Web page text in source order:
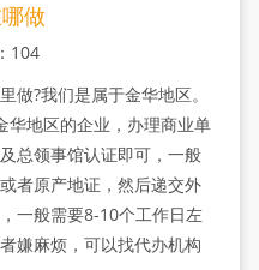
做
104
做?我们是属于金华地区。
华地区的企业，办理商业单
总领事馆认证即可，一般
者原产地证，然后递交外
一般需要8-10个工作日左
嫌麻烦，可以找代办机构